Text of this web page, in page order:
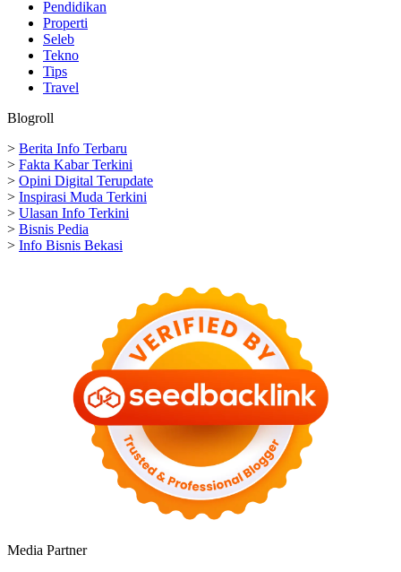
Pendidikan
Properti
Seleb
Tekno
Tips
Travel
Blogroll
> Berita Info Terbaru
> Fakta Kabar Terkini
> Opini Digital Terupdate
> Inspirasi Muda Terkini
> Ulasan Info Terkini
> Bisnis Pedia
> Info Bisnis Bekasi
Media Partner